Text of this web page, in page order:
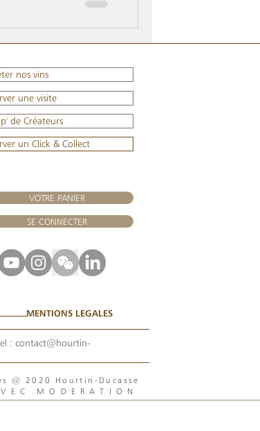
nos vins
une visite
de Créateurs
un Click & Collect
VOTRE PANIER
SE CONNECTER
MENTIONS LEGALES
: contact@hourtin-
@ 2020 Hourtin-Ducasse
MODERATION